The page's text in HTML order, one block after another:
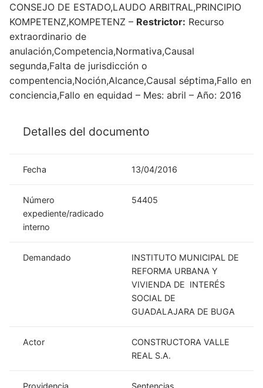
CONSEJO DE ESTADO,LAUDO ARBITRAL,PRINCIPIO
KOMPETENZ,KOMPETENZ – Restrictor: Recurso
extraordinario de
anulación,Competencia,Normativa,Causal
segunda,Falta de jurisdicción o
compentencia,Noción,Alcance,Causal séptima,Fallo en
conciencia,Fallo en equidad – Mes: abril – Año: 2016
Detalles del documento
Fecha 13/04/2016
Número
expediente/radicado
interno
54405
Demandado
INSTITUTO MUNICIPAL DE
REFORMA URBANA Y
VIVIENDA DE INTERÉS
SOCIAL DE
GUADALAJARA DE BUGA
Actor
CONSTRUCTORA VALLE
REAL S.A.
Providencia Sentencias